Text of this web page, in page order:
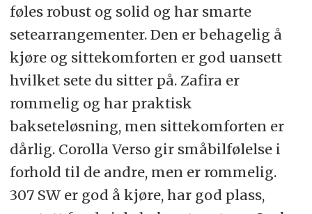
føles robust og solid og har smarte
setearrangementer. Den er behagelig å
kjøre og sittekomforten er god uansett
hvilket sete du sitter på. Zafira er
rommelig og har praktisk
bakseteløsning, men sittekomforten er
dårlig. Corolla Verso gir småbilfølelse i
forhold til de andre, men er rommelig.
307 SW er god å kjøre, har god plass,